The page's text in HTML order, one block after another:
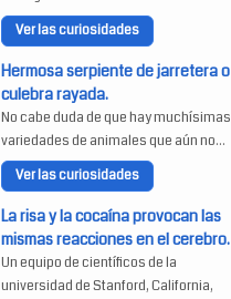
Ver las curiosidades
Hermosa serpiente de jarretera o
culebra rayada.
No cabe duda de que hay muchísimas
variedades de animales que aún no...
Ver las curiosidades
La risa y la cocaína provocan las
mismas reacciones en el cerebro.
Un equipo de científicos de la
universidad de Stanford, California,